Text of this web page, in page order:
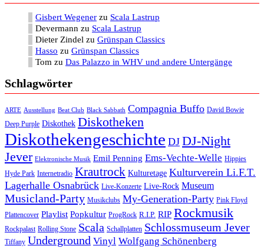
Gisbert Wegener zu Scala Lastrup
Devermann zu Scala Lastrup
Dieter Zindel zu Grünspan Classics
Hasso zu Grünspan Classics
Tom zu Das Palazzo in WHV und andere Untergänge
Schlagwörter
ARTE Ausstellung Beat Club Black Sabbath Compagnia Buffo David Bowie
Deep Purple Diskothek Diskotheken
Diskothekengeschichte DJ DJ-Night
Jever Elektronische Musik Emil Penning Ems-Vechte-Welle Hippies
Hyde Park Internetradio Krautrock Kulturetage Kulturverein Li.F.T.
Lagerhalle Osnabrück Live-Konzerte Live-Rock Museum
Musicland-Party Musikclubs My-Generation-Party Pink Floyd
Plattencover Playlist Popkultur ProgRock R.I.P. RIP Rockmusik
Rockpalast Rolling Stone Scala Schallplatten Schlossmuseum Jever
Tiffany Underground Vinyl Wolfgang Schönenberg